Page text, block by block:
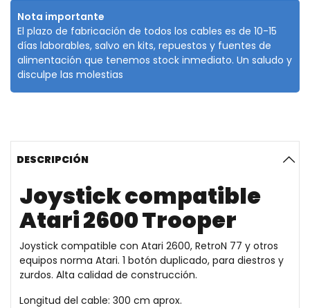
Nota importante
El plazo de fabricación de todos los cables es de 10-15
días laborables, salvo en kits, repuestos y fuentes de
alimentación que tenemos stock inmediato. Un saludo y
disculpe las molestias
DESCRIPCIÓN
Joystick compatible
Atari 2600 Trooper
Joystick compatible con Atari 2600, RetroN 77 y otros
equipos norma Atari. 1 botón duplicado, para diestros y
zurdos. Alta calidad de construcción.
Longitud del cable: 300 cm aprox.